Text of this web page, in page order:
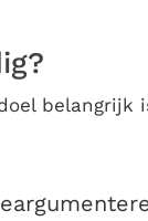
belangrijk